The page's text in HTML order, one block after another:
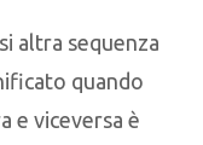
altra sequenza
quando
e viceversa è